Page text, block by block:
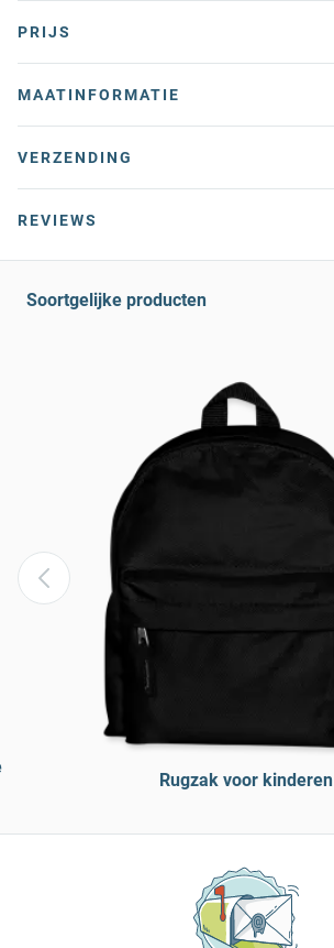
PRIJS
MAATINFORMATIE
VERZENDING
REVIEWS
Soortgelijke producten
Rugzak voor kinderen